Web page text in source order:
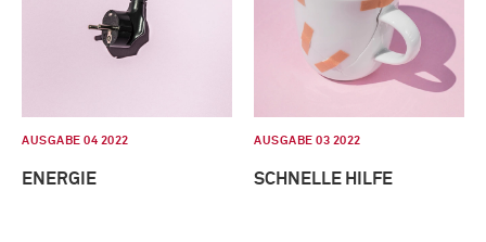
AUSGABE 04 2022
ENERGIE
AUSGABE 03 2022
SCHNELLE HILFE